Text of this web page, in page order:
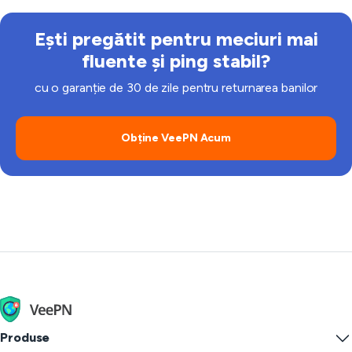
Ești pregătit pentru meciuri mai
fluente și ping stabil?
cu o garanție de 30 de zile pentru returnarea banilor
Obține VeePN Acum
Produse